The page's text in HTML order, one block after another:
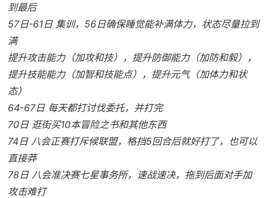
到最后
57日-61日 集训，56日确保睡觉能补满体力，状态尽量拉到
满
提升攻击能力（加攻和技），提升防御能力（加防和毅），
提升技能能力（加智和技能点），提升元气（加体力和状
态）
64-67日 每天都打讨伐委托，并打完
70日 逛街买10本冒险之书和其他东西
74日 八会正赛打斥候联盟，格挡5回合后就好打了，也可以
直接莽
78日 八会准决赛七星事务所，速战速决，拖到后面对手加
攻击难打